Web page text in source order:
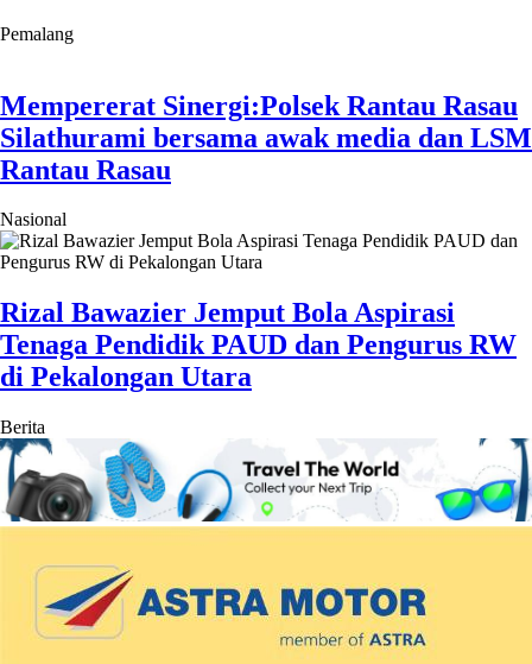
Pemalang
Mempererat Sinergi:Polsek Rantau Rasau
Silathurami bersama awak media dan LSM
Rantau Rasau
Nasional
Rizal Bawazier Jemput Bola Aspirasi
Tenaga Pendidik PAUD dan Pengurus RW
di Pekalongan Utara
Berita